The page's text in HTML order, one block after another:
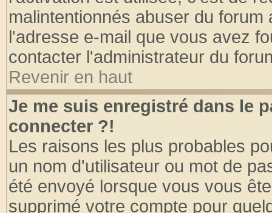
malintentionnés abuser du
l'adresse e-mail que vous avez
contacter l'administrateur du
Revenir en haut
Je me suis enregistré dans le
connecter ?!
Les raisons les plus probables
un nom d'utilisateur ou mot de
été envoyé lorsque vous vous
supprimé votre compte pour